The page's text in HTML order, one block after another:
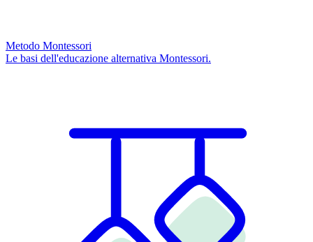
Metodo Montessori
Le basi dell'educazione alternativa Montessori.